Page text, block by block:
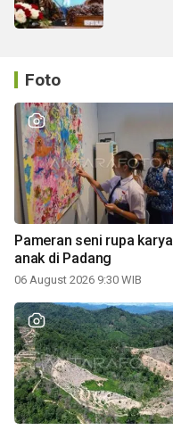
Foto
Pameran seni rupa karya
anak di Padang
06 August 2026 9:30 WIB